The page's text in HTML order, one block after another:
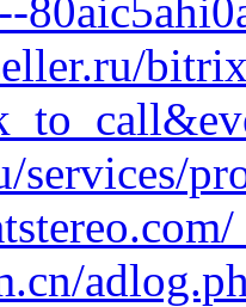
services/